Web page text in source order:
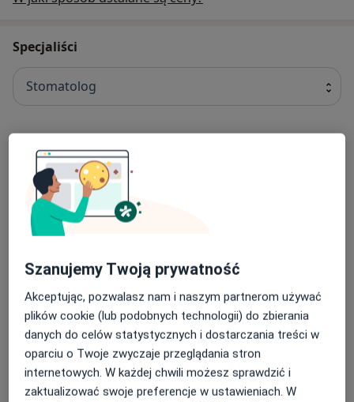
Specjaliści
Stomatolog
dr n. med. Irma Maag
Chirurg stomatologiczny, Stomatolog
40 opinii
Stomatolog
138 opinii
lek. dent. Joanna Szczepańska
Stomatolog
11 opinii
Szanujemy Twoją prywatność
Akceptując, pozwalasz nam i naszym partnerom używać
plików cookie (lub podobnych technologii) do zbierania
danych do celów statystycznych i dostarczania treści w
oparciu o Twoje zwyczaje przeglądania stron
internetowych. W każdej chwili możesz sprawdzić i
zaktualizować swoje preferencje w ustawieniach. W